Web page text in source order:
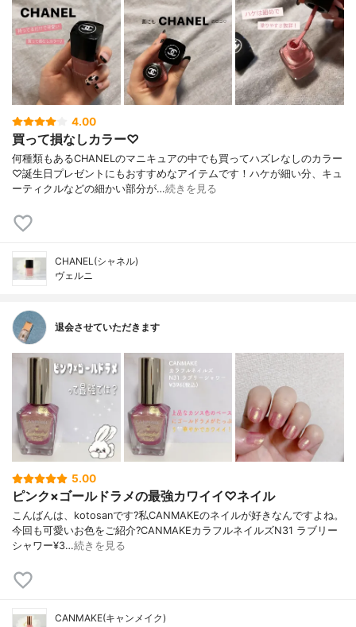
4.00
買って損なしカラー♡
何種類もあるCHANELのマニキュアの中でも買ってハズレなしのカラー
♡誕生日プレゼントにもおすすめなアイテムです！ハケが細い分、キュ
ーティクルなどの細かい部分が…続きを見る
CHANEL(シャネル)
ヴェルニ
退会させていただきます
5.00
ピンク×ゴールドラメの最強カワイイ♡ネイル
こんばんは、kotosanです?私CANMAKEのネイルが好きなんですよね。
今回も可愛いお色をご紹介?CANMAKEカラフルネイルズN31 ラブリー
シャワー¥3…続きを見る
CANMAKE(キャンメイク)